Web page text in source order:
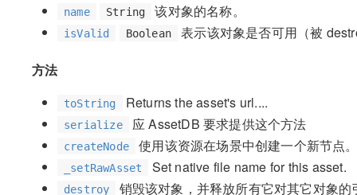
name
String 该对象的名称。
isValid Boolean 表示该对象是否可用（被
方法
toString Returns the asset's url....
serialize 应 AssetDB 要求提供这个方法
createNode 使用该资源在场景中创建一个新节点
_setRawAsset Set native file name for this asset.
destroy 销毁该对象，并释放所有它对其它对象的